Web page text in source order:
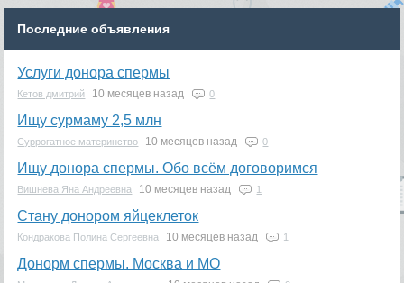
Последние объявления
Услуги донора спермы
Кетов дмитрий 10 месяцев назад 0
Ищу сурмаму 2,5 млн
Суррогатное материнство 10 месяцев назад 0
Ищу донора спермы. Обо всём договоримся
Вишнева Яна Андреевна 10 месяцев назад 1
Стану донором яйцеклеток
Кондракова Полина Сергеевна 10 месяцев назад 1
Донорм спермы. Москва и МО